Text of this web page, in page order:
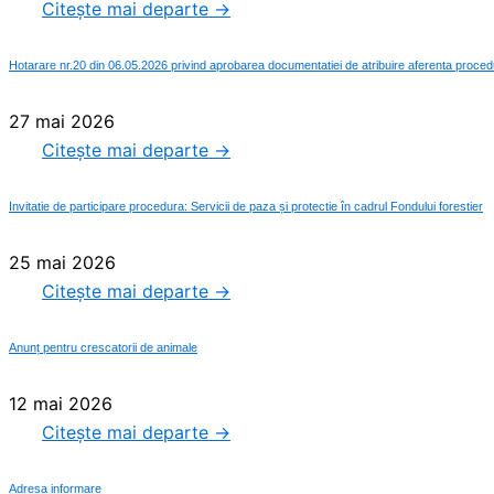
Citește mai departe →
Hotarare nr.20 din 06.05.2026 privind aprobarea documentatiei de atribuire aferenta
27 mai 2026
Citește mai departe →
Invitatie de participare procedura: Servicii de paza și protectie în cadrul Fondului forestier
25 mai 2026
Citește mai departe →
Anunț pentru crescatorii de animale
12 mai 2026
Citește mai departe →
Adresa informare